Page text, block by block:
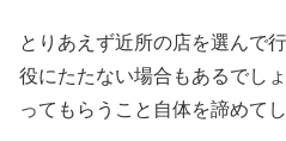
とりあえず近所の店を選んで
役にたたない場合もあるでし
ってもらうこと自体を諦めて